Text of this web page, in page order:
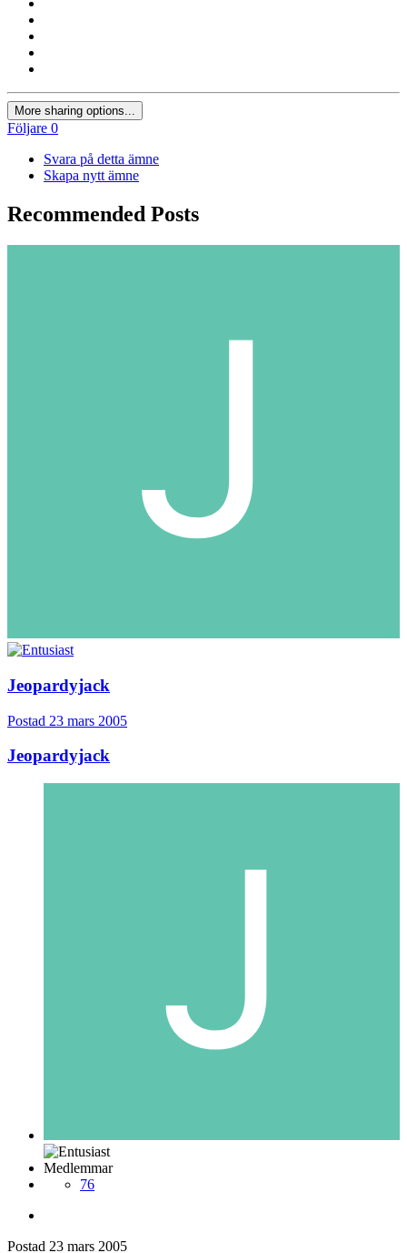
More sharing options...
Följare 0
Svara på detta ämne
Skapa nytt ämne
Recommended Posts
Jeopardyjack
Postad 23 mars 2005
Jeopardyjack
Medlemmar
76
Postad 23 mars 2005